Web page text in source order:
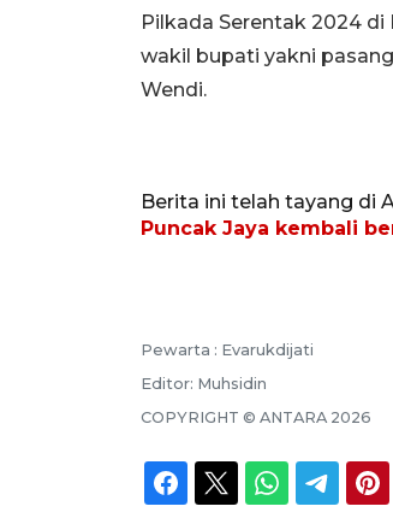
Pilkada Serentak 2024
wakil bupati yakni
Wendi.
Berita ini telah tayang di
Puncak Jaya kembali
Pewarta : Evarukdijati
Editor: Muhsidin
COPYRIGHT © ANTARA 2026